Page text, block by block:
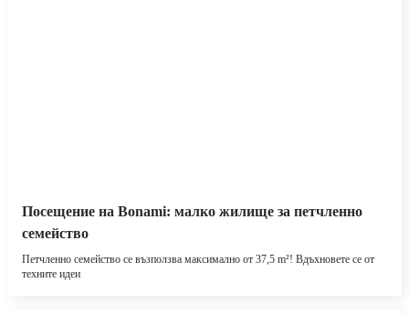
Посещение на Bonami: малко жилище за петчленно
семейство
Петчленно семейство се възползва максимално от 37,5 m²! Вдъхновете се от
техните идеи